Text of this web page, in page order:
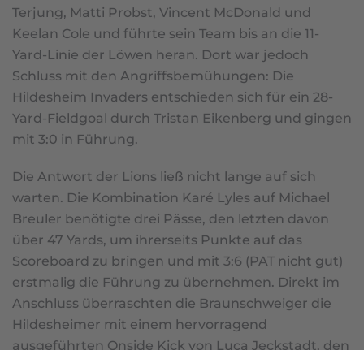
Terjung, Matti Probst, Vincent McDonald und
Keelan Cole und führte sein Team bis an die 11-
Yard-Linie der Löwen heran. Dort war jedoch
Schluss mit den Angriffsbemühungen: Die
Hildesheim Invaders entschieden sich für ein 28-
Yard-Fieldgoal durch Tristan Eikenberg und gingen
mit 3:0 in Führung.
Die Antwort der Lions ließ nicht lange auf sich
warten. Die Kombination Karé Lyles auf Michael
Breuler benötigte drei Pässe, den letzten davon
über 47 Yards, um ihrerseits Punkte auf das
Scoreboard zu bringen und mit 3:6 (PAT nicht gut)
erstmalig die Führung zu übernehmen. Direkt im
Anschluss überraschten die Braunschweiger die
Hildesheimer mit einem hervorragend
ausgeführten Onside Kick von Luca Jeckstadt, den